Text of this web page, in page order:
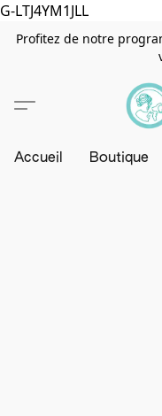
G-LTJ4YM1JLL
Profitez de notre
Accueil Boutique